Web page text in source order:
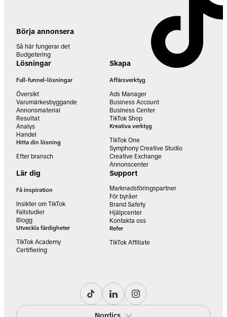
Börja annonsera
Så här fungerar det
Budgetering
Lösningar
Full-funnel-lösningar
Översikt
Varumärkesbyggande
Annonsmaterial
Resultat
Analys
Handel
Hitta din lösning
Efter bransch
Skapa
Affärsverktyg
Ads Manager
Business Account
Business Center
TikTok Shop
Kreativa verktyg
TikTok One
Symphony Creative Studio
Creative Exchange
Annonscenter
Lär dig
Få inspiration
Insikter om TikTok
Fallstudier
Blogg
Utveckla färdigheter
TikTok Academy
Certifiering
Support
Marknadsföringspartner
För byråer
Brand Safety
Hjälpcenter
Kontakta oss
Refer
TikTok Affiliate